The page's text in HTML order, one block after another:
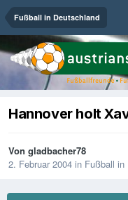
Fußball in Deutschland
Hannover holt
Von gladbacher78
2. Februar 2004 in Fußball in